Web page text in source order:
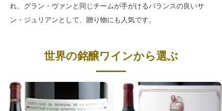
れ、グラン・ヴァンと同じチームが手がけるバランスの良いサ
ン・ジュリアンとして、贈り物にも人気です。
世界の銘醸ワインから選ぶ